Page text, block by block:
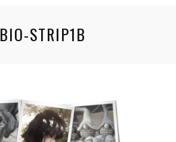
BIO-STRIP1B